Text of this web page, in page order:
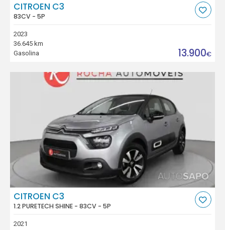
CITROEN C3
83CV - 5P
2023
36.645 km
Gasolina
13.900€
CITROEN C3
1.2 PURETECH SHINE - 83CV - 5P
2021